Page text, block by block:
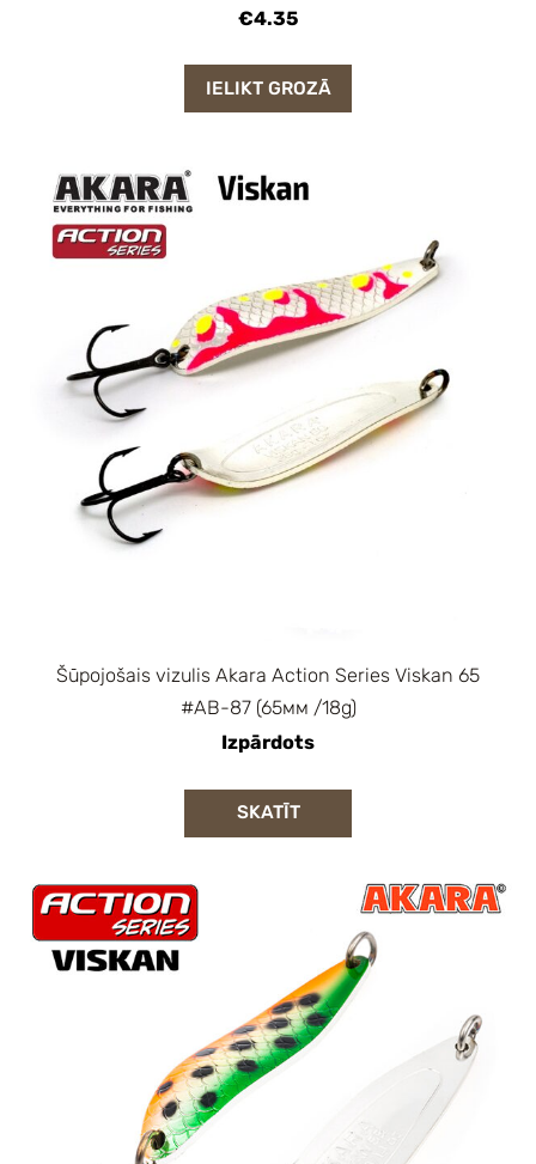
€4.35
IELIKT GROZĀ
Šūpojošais vizulis Akara Action Series Viskan 65
#AB-87 (65мм /18g)
Izpārdots
SKATĪT